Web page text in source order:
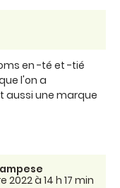
en -té et -tié
l'on a
aussi une marque
2022 à 14 h 17 min